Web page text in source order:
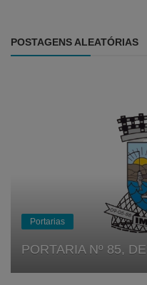
POSTAGENS ALEATÓRIAS
Portarias
PORTARIA Nº 85,